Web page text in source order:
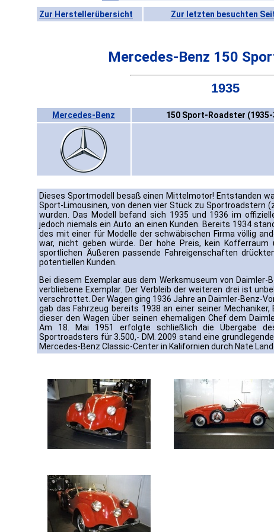
Zur Herstellerübersicht Zur letzten besuchten
Mercedes-Benz 150
1935
Mercedes-Benz 150 Sport-Roadster (1935-
Dieses Sportmodell besaß einen Mittelmotor! Entstanden
Sport-Limousinen, von denen vier Stück zu Sportroadstern
wurden. Das Modell befand sich 1935 und 1936 im
jedoch niemals ein Auto an einen Kunden. Bereits 1934
des mit einer für Modelle der schwäbischen Firma völlig
war, nicht geben würde. Der hohe Preis, kein
sportlichen Äußeren passende Fahreigenschaften
potentiellen Kunden.
Bei diesem Exemplar aus dem Werksmuseum von
verbliebene Exemplar. Der Verbleib der weiteren drei ist
verschrottet. Der Wagen ging 1936 Jahre an Daimler-Benz-
gab das Fahrzeug bereits 1938 an einer seiner
dieser den Wagen über seinen ehemaligen Chef dem
Am 18. Mai 1951 erfolgte schließlich die Übergabe
Sportroadsters für 3.500,- DM. 2009 stand eine
Mercedes-Benz Classic-Center in Kalifornien durch Nate